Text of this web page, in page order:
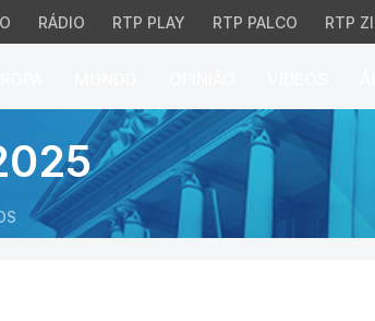
RÁDIO RTP PLAY RTP PALCO RTP
Luís Carneiro